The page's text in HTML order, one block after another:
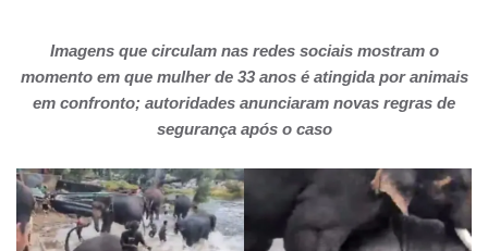
Imagens que circulam nas redes sociais mostram o
momento em que mulher de 33 anos é atingida por animais
em confronto; autoridades anunciaram novas regras de
segurança após o caso